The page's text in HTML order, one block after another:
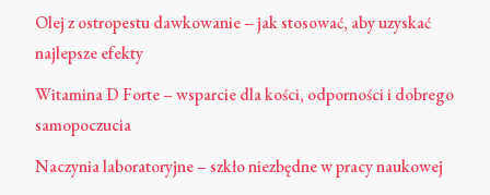
Olej z ostropestu dawkowanie – jak stosować, aby uzyskać
najlepsze efekty
Witamina D Forte – wsparcie dla kości, odporności i dobrego
samopoczucia
Naczynia laboratoryjne – szkło niezbędne w pracy naukowej